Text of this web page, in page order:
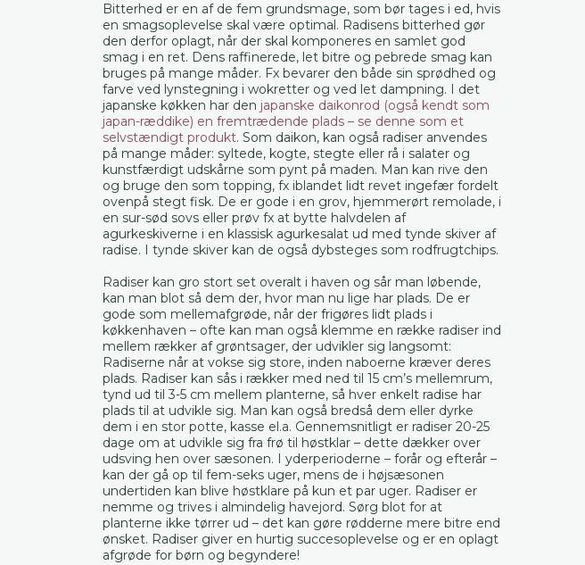
Bitterhed er en af de fem grundsmage, som bør tages i ed, hvis
en smagsoplevelse skal være optimal. Radisens bitterhed gør
den derfor oplagt, når der skal komponeres en samlet god
smag i en ret. Dens raffinerede, let bitre og pebrede smag kan
bruges på mange måder. Fx bevarer den både sin sprødhed og
farve ved lynstegning i wokretter og ved let dampning. I det
japanske køkken har den japanske daikonrod (også kendt som
japan-ræddike) en fremtrædende plads – se denne som et
selvstændigt produkt. Som daikon, kan også radiser anvendes
på mange måder: syltede, kogte, stegte eller rå i salater og
kunstfærdigt udskårne som pynt på maden. Man kan rive den
og bruge den som topping, fx iblandet lidt revet ingefær fordelt
ovenpå stegt fisk. De er gode i en grov, hjemmerørt remolade, i
en sur-sød sovs eller prøv fx at bytte halvdelen af
agurkeskiverne i en klassisk agurkesalat ud med tynde skiver af
radise. I tynde skiver kan de også dybsteges som rodfrugtchips.
Radiser kan gro stort set overalt i haven og sår man løbende,
kan man blot så dem der, hvor man nu lige har plads. De er
gode som mellemafgrøde, når der frigøres lidt plads i
køkkenhaven – ofte kan man også klemme en række radiser ind
mellem rækker af grøntsager, der udvikler sig langsomt:
Radiserne når at vokse sig store, inden naboerne kræver deres
plads. Radiser kan sås i rækker med ned til 15 cm’s mellemrum,
tynd ud til 3-5 cm mellem planterne, så hver enkelt radise har
plads til at udvikle sig. Man kan også bredså dem eller dyrke
dem i en stor potte, kasse el.a. Gennemsnitligt er radiser 20-25
dage om at udvikle sig fra frø til høstklar – dette dækker over
udsving hen over sæsonen. I yderperioderne – forår og efterår –
kan der gå op til fem-seks uger, mens de i højsæsonen
undertiden kan blive høstklare på kun et par uger. Radiser er
nemme og trives i almindelig havejord. Sørg blot for at
planterne ikke tørrer ud – det kan gøre rødderne mere bitre end
ønsket. Radiser giver en hurtig succesoplevelse og er en oplagt
afgrøde for børn og begyndere!